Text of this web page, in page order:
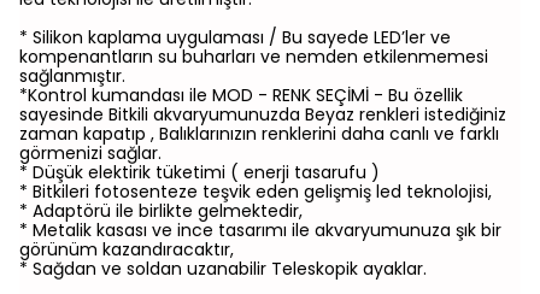
* Silikon kaplama uygulaması / Bu sayede LED’ler ve
kompenantların su buharları ve nemden etkilenmemesi
sağlanmıştır.
*Kontrol kumandası ile MOD - RENK SEÇİMİ - Bu özellik
sayesinde Bitkili akvaryumunuzda Beyaz renkleri istediğiniz
zaman kapatıp , Balıklarınızın renklerini daha canlı ve farklı
görmenizi sağlar.
* Düşük elektirik tüketimi ( enerji tasarufu )
* Bitkileri fotosenteze teşvik eden gelişmiş led teknolojisi,
* Adaptörü ile birlikte gelmektedir,
* Metalik kasası ve ince tasarımı ile akvaryumunuza şık bir
görünüm kazandıracaktır,
* Sağdan ve soldan uzanabilir Teleskopik ayaklar.